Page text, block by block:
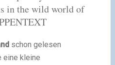
in the wild world of
schon gelesen
eine kleine